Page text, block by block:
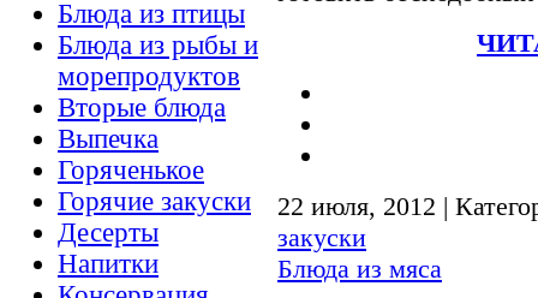
Блюда из птицы
Блюда из рыбы и
морепродуктов
Вторые блюда
Выпечка
Горяченькое
Горячие закуски
Десерты
Напитки
22 июля, 2012 |
закуски
Блюда из мяса